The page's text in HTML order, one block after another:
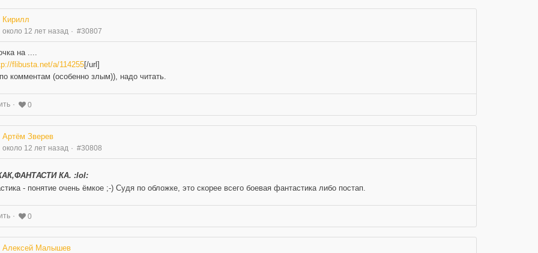
Кирилл
около 12 лет назад #30807
на ....
flibusta.net/a/114255[/url]
комментам (особенно злым)), надо читать.
0
Артём Зверев
около 12 лет назад #30808
КА. :lol:
- понятие очень ёмкое ;-) Судя по обложке, это скорее всего боевая фантастика либо постап.
0
Алексей Малышев